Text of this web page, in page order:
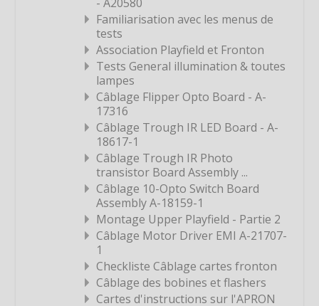
Étiquette
Étiquette
Étiquette
Étiquette
Étiquette
Étiquette
Étiquette
Étiquette
Étiquette
Étiquette
Étiquette
Étiquette
Étiquette
Étiquette
Familiarisation avec les menus de
tests
Association Playfield et Fronton
Tests General illumination & toutes
lampes
Câblage Flipper Opto Board - A-
17316
Câblage Trough IR LED Board - A-
18617-1
Câblage Trough IR Photo
transistor Board Assembly ...
Câblage 10-Opto Switch Board
Assembly A-18159-1
Montage Upper Playfield - Partie 2
Câblage Motor Driver EMI A-21707-
1
Checkliste Câblage cartes fronton
Câblage des bobines et flashers
Cartes d'instructions sur l'APRON